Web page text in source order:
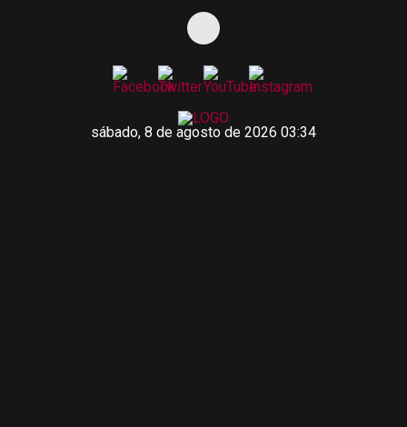
sábado, 8 de agosto de 2026 03:34